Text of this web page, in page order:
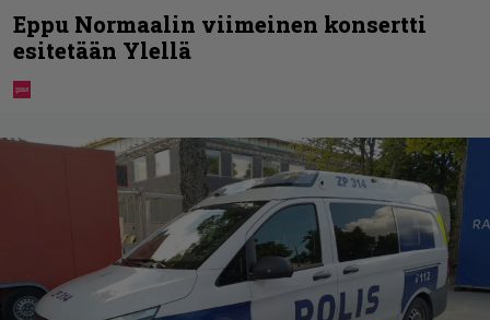
Eppu Normaalin viimeinen konsertti
esitetään Ylellä